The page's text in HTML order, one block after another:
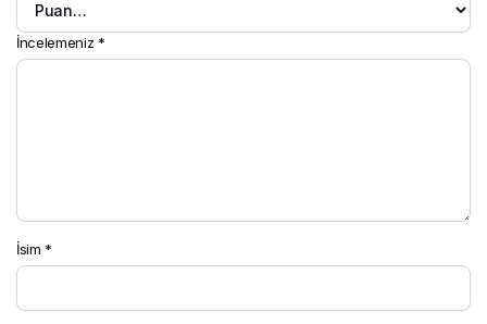
İncelemeniz *
İsim *